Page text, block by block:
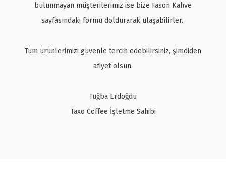
bulunmayan müşterilerimiz ise bize Fason Kahve
sayfasındaki formu doldurarak ulaşabilirler.
Tüm ürünlerimizi güvenle tercih edebilirsiniz, şimdiden
afiyet olsun.
Tuğba Erdoğdu
Taxo Coffee İşletme Sahibi